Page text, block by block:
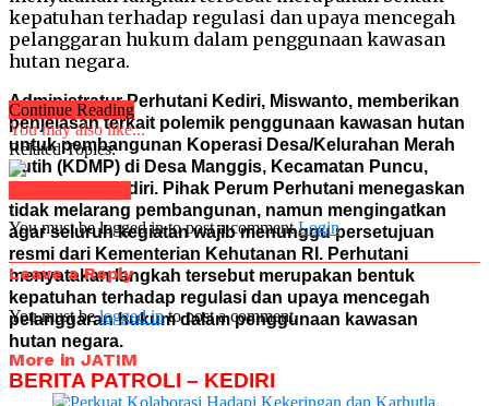
Administratur Perhutani Kediri, Miswanto, memberikan
penjelasan terkait polemik penggunaan kawasan hutan
untuk pembangunan Koperasi Desa/Kelurahan Merah
Putih (KDMP) di Desa Manggis, Kecamatan Puncu,
Kabupaten Kediri. Pihak Perum Perhutani menegaskan
tidak melarang pembangunan, namun mengingatkan
agar seluruh kegiatan wajib menunggu persetujuan
resmi dari Kementerian Kehutanan RI. Perhutani
menyatakan langkah tersebut merupakan bentuk
kepatuhan terhadap regulasi dan upaya mencegah
pelanggaran hukum dalam penggunaan kawasan
hutan negara.
BERITA PATROLI – KEDIRI
Continue Reading
You may also like...
Related Topics:
You must be logged in to post a commentLogin
Leave a Reply
You must belogged into post a comment.
More in JATIM